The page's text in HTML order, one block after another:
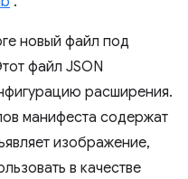
новый файл под
файл JSON
расширения.
манифеста содержат
изображение,
в качестве